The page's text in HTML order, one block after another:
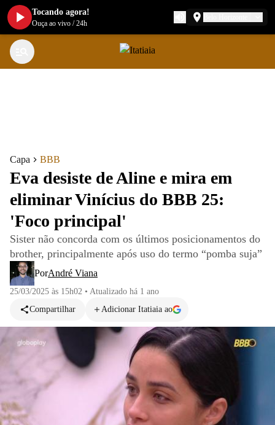
Capa BBB
Eva desiste de Aline e mira em
eliminar Vinícius do BBB 25:
'Foco principal'
Sister não concorda com os últimos posicionamentos do
brother, principalmente após uso do termo “pomba suja”
PorAndré Viana
25/03/2025 às 15h02 • Atualizado há 1 ano
Compartilhar
Adicionar Itatiaia ao
Tocando agora!
Ouça ao vivo /24h